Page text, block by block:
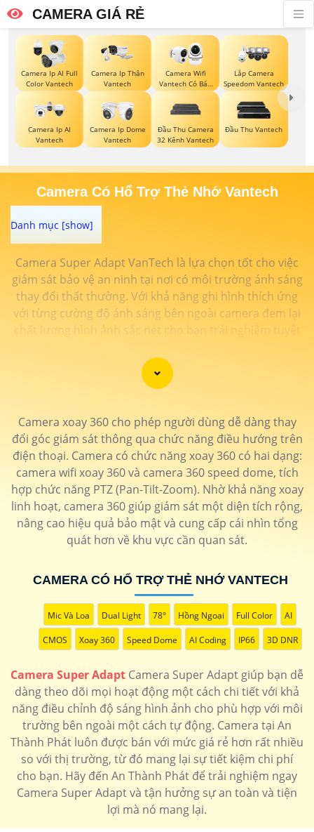
CAMERA GIÁ RẺ
Camera Ip AI Full
Color Vantech
Camera Ip Thân
Vantech
Camera Wifi
Vantech Có Báo
Động
Lắp Camera
Speedom Vantech
Camera Ip AI
Vantech
Camera Ip Dome
Vantech
Đầu Thu Camera
32 Kênh Vantech
Đầu Thu Vantech
Camera Có Hổ Trợ Thẻ Nhớ Vantech
Camera Super Adapt VanTech là lựa chọn tốt cho việc
giám sát bảo vệ an ninh tại nơi có môi trường ánh sáng
thay đổi thất thường. Với khả năng ghi hình thích ứng
với từng cường độ ánh sáng bên ngoài camera đem lại
chất lượng hình ảnh sắc nét cho bạn trải nghiệm tuyệt
Camera xoay 360 cho phép người dùng dễ dàng thay
đổi góc giám sát thông qua chức năng điều hướng trên
điện thoại. Camera có chức năng xoay 360 có hai dạng:
camera wifi xoay 360 và camera 360 speed dome, tích
hợp chức năng PTZ (Pan-Tilt-Zoom). Nhờ khả năng xoay
linh hoạt, camera 360 giúp giám sát một diện tích rộng,
nâng cao hiệu quả bảo mật và cung cấp cái nhìn tổng
quát hơn về khu vực cần quan sát.
CAMERA CÓ HỔ TRỢ THẺ NHỚ VANTECH
Mic Và Loa Dual Light 78° Hồng Ngoại Full Color AI
CMOS Xoay 360 Speed Dome AI Coding IP66 3D DNR
Camera Super Adapt Camera Super Adapt giúp bạn dễ
dàng theo dõi mọi hoạt động một cách chi tiết với khả
năng điều chỉnh độ sáng hình ảnh cho phù hợp với môi
trường bên ngoài một cách tự động. Camera tại An
Thành Phát luôn được bán với mức giá rẻ hơn rất nhiều
so với thị trường, từ đó mang lại sự tiết kiệm chi phí
cho bạn. Hãy đến An Thành Phát để trải nghiệm ngay
Camera Super Adapt và tận hưởng sự an toàn và tiện
lợi mà nó mang lại.